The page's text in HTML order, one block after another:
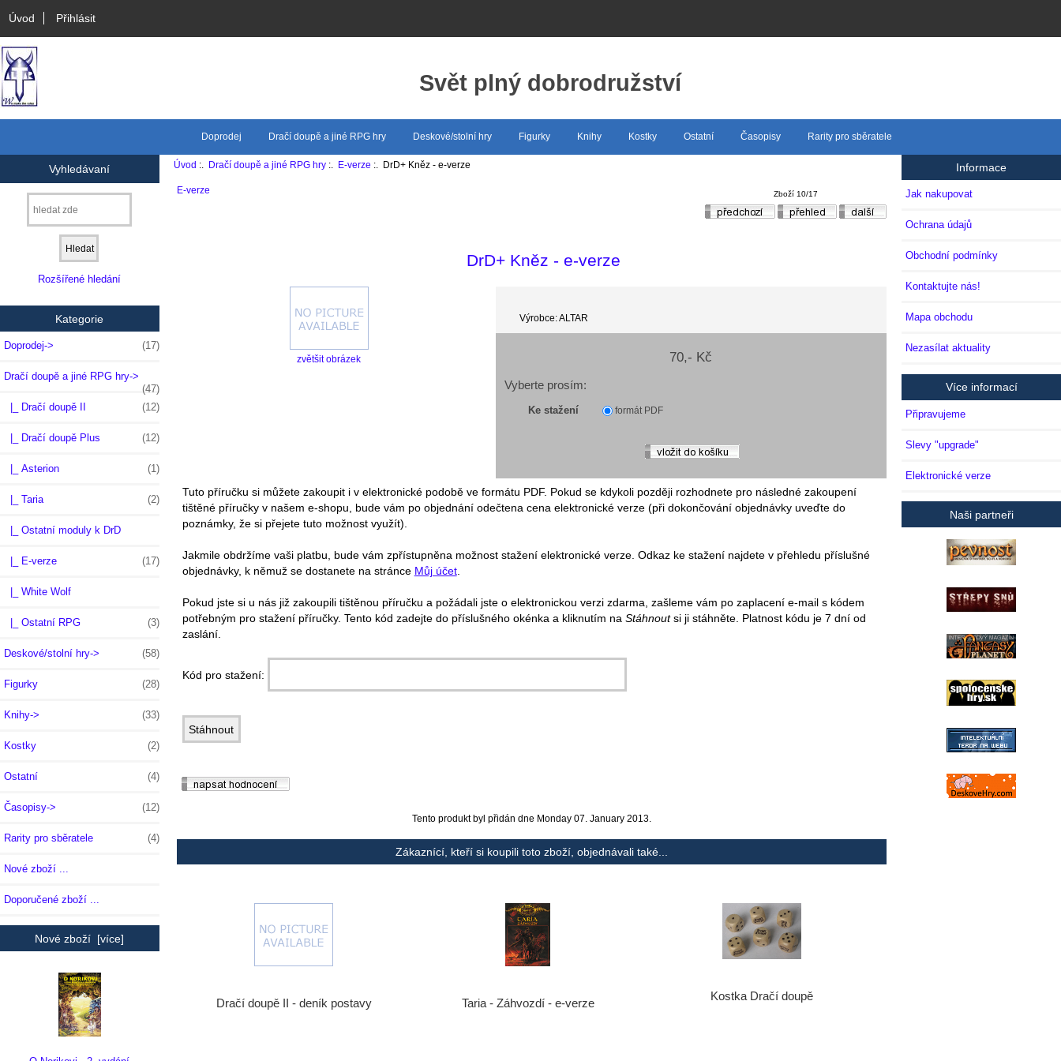
Úvod Přihlásit
Svět plný dobrodružství
Doprodej Dračí doupě a jiné RPG hry Deskové/stolní hry Figurky Knihy Kostky Ostatní Časopisy Rarity pro sběratele
Vyhledávaní
Rozšířené hledání
Kategorie
Doprodej-> (17)
Dračí doupě a jiné RPG hry->
(47)
|_ Dračí doupě II
(12)
|_ Dračí doupě Plus (12)
|_ Asterion (1)
|_ Taria (2)
|_ Ostatní moduly k DrD
|_ E-verze (17)
|_ White Wolf
|_ Ostatní RPG (3)
Deskové/stolní hry-> (58)
Figurky (28)
Knihy-> (33)
Kostky (2)
Ostatní (4)
Časopisy-> (12)
Rarity pro sběratele (4)
Nové zboží ...
Doporučené zboží ...
Nové zboží [více]
Úvod :. Dračí doupě a jiné RPG hry :. E-verze :. DrD+ Kněz - e-verze
E-verze Zboží 10/17
DrD+ Kněz - e-verze
zvětšit obrázek
Výrobce: ALTAR
70,- Kč
Vyberte prosím:
Ke stažení formát PDF
Tuto příručku si můžete zakoupit i v elektronické podobě ve formátu PDF. Pokud se kdykoli později rozhodnete pro následné zakoupení
tištěné příručky v našem e-shopu, bude vám po objednání odečtena cena elektronické verze (při dokončování objednávky uveďte do
poznámky, že si přejete tuto možnost využít).
Jakmile obdržíme vaši platbu, bude vám zpřístupněna možnost stažení elektronické verze. Odkaz ke stažení najdete v přehledu příslušné
objednávky, k němuž se dostanete na stránce Můj účet.
Pokud jste si u nás již zakoupili tištěnou příručku a požádali jste o elektronickou verzi zdarma, zašleme vám po zaplacení e-mail s kódem
potřebným pro stažení příručky. Tento kód zadejte do příslušného okénka a kliknutím na Stáhnoutsi ji stáhněte. Platnost kódu je 7 dní od
zaslání.
Kód pro stažení:
Tento produkt byl přidán dne Monday 07. January 2013.
Zákaznící, kteří si koupili toto zboží, objednávali také...
Dračí doupě II - deník postavy Taria - Záhvozdí - e-verze
Kostka Dračí doupě
Informace
Jak nakupovat
Ochrana údajů
Obchodní podmínky
Kontaktujte nás!
Mapa obchodu
Nezasílat aktuality
Více informací
Připravujeme
Slevy "upgrade"
Elektronické verze
Naši partneři